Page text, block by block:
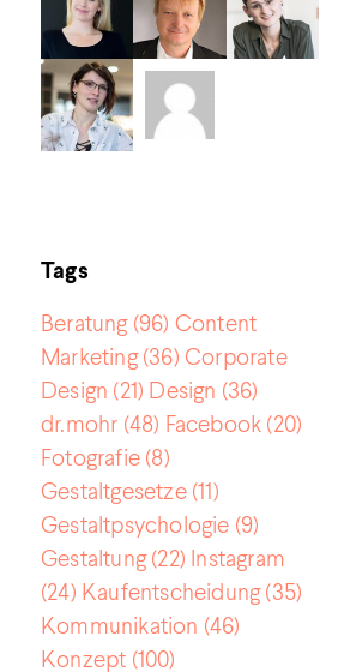
Tags
Beratung(96) Content
Marketing(36) Corporate
Design (21) Design (36)
dr.mohr (48) Facebook (20)
Fotografie (8)
Gestaltgesetze(11)
Gestaltpsychologie (9)
Gestaltung(22) Instagram
(24) Kaufentscheidung(35)
Kommunikation (46)
Konzept (100)